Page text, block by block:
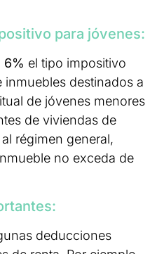
para jóvenes:
6% el tipo impositivo
inmuebles destinados a
de jóvenes menores
de viviendas de
régimen general,
no exceda de
deducciones